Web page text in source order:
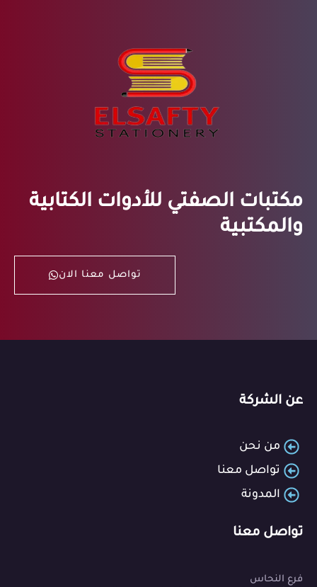
مكتبات الصفتي للأدوات الكتابية
والمكتبية
تواصل معنا الان
عن الشركة
من نحن
تواصل معنا
المدونة
تواصل معنا
فرع النحاس